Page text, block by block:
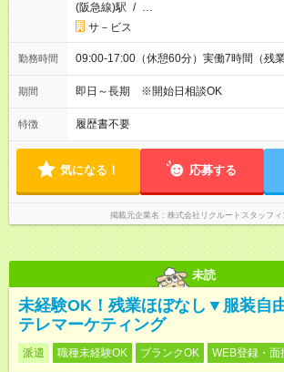
(阪急線)駅 / …
サ－ビス
勤務時間 09:00-17:00（休憩60分）実働7時間（残業
期間 即日～長期 ※開始日相談OK
特徴 履歴書不要
気になる！ 応募する
掲載元企業名 株式会社リクルートスタッフィ
未読
未経験OK！残業ほぼなし▼服装自
テレマーケティング
派遣 職種未経験OK ブランクOK WEB登録・面